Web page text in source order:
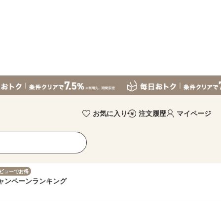
お気に入り 注文履歴 マイページ
ューでお得
ンペーンランキング